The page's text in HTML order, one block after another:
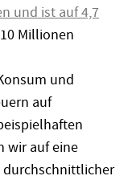
und ist auf 4,7
Millionen
und
auf
wir auf eine
durchschnittlicher